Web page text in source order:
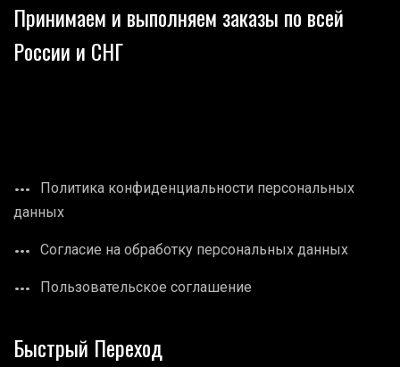
Принимаем и выполняем заказы по всей
России и СНГ
Политика конфиденциальности персональных
данных
Согласие на обработку персональных данных
Пользовательское соглашение
Быстрый Переход